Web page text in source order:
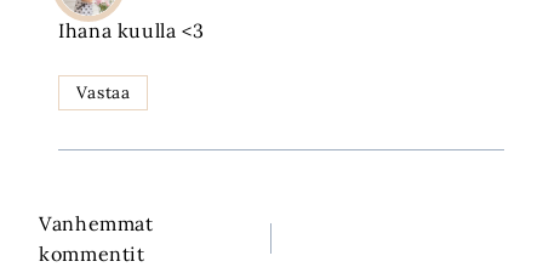
Ihana kuulla <3
Vastaa
Kommenttien
Vanhemmat
kommentit